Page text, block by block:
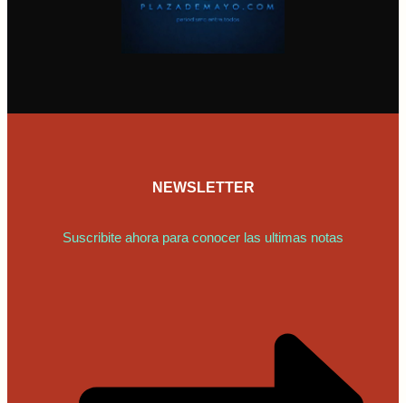
NEWSLETTER
Suscribite ahora para conocer las ultimas notas